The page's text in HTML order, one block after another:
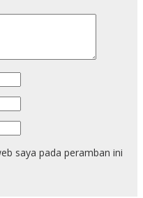
saya pada peramban ini